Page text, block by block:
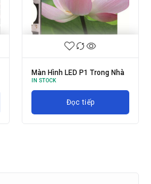
Màn Hình Led P2.5 ngoài trời
IN STOCK
Đọc tiếp